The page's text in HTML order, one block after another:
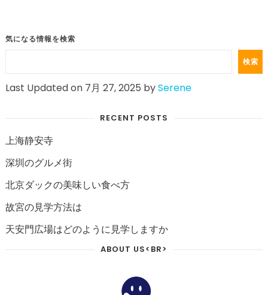
気になる情報を検索
検索
Last Updated on 7月 27, 2025 bySerene
RECENT POSTS
上海静安寺
深圳のグルメ街
北京ダックの美味しい食べ方
故宮の見学方法は
天安門広場はどのように見学しますか
ABOUT US<BR>